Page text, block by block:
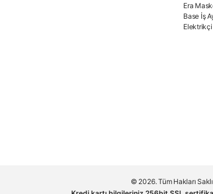
Era
Base İş
Elektrikçi
© 2026. Tüm Hakları